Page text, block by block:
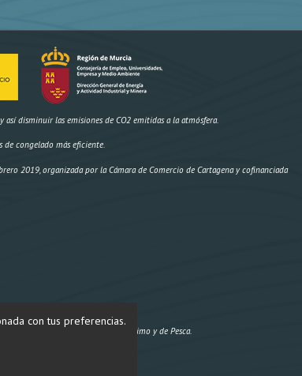
disminuir las emisiones de CO2 emitidas a la atmósfera.
congelado más eficiente.
2019, organizada por la Cámara de Comercio de Cartagena y cofinanciada
por el Fondo Europeo Marítimo y de Pesca.
con tus preferencias.